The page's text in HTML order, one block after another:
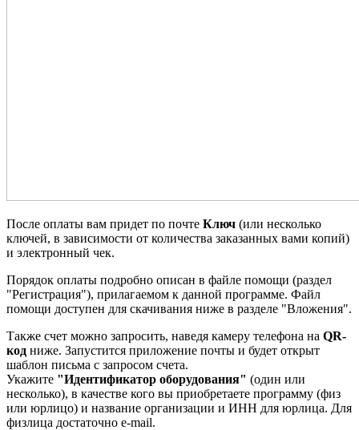
После оплаты вам придет по почте Ключ (или несколько
ключей, в зависимости от количества заказанных вами копий)
и электронный чек.
Порядок оплаты подробно описан в файле помощи (раздел
"Регистрация"), прилагаемом к данной программе. Файл
помощи доступен для скачивания ниже в разделе "Вложения".
Также счет можно запросить, наведя камеру телефона на QR-
код ниже. Запустится приложение почты и будет открыт
шаблон письма с запросом счета.
Укажите "Идентификатор оборудования" (один или
несколько), в качестве кого вы приобретаете программу (физ
или юрлицо) и название организации и ИНН для юрлица. Для
физлица достаточно e-mail.